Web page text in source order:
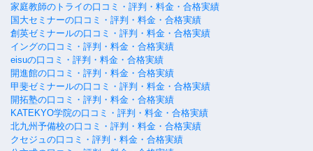
家庭教師のトライの口コミ・評判・料金・合格実績
国大セミナーの口コミ・評判・料金・合格実績
創英ゼミナールの口コミ・評判・料金・合格実績
イングの口コミ・評判・料金・合格実績
eisuの口コミ・評判・料金・合格実績
開進館の口コミ・評判・料金・合格実績
甲斐ゼミナールの口コミ・評判・料金・合格実績
開拓塾の口コミ・評判・料金・合格実績
KATEKYO学院の口コミ・評判・料金・合格実績
北九州予備校の口コミ・評判・料金・合格実績
クセジュの口コミ・評判・料金・合格実績